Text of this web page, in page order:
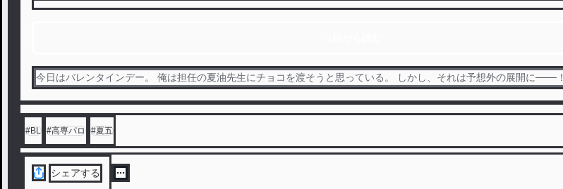
今日はバレンタインデー。 俺は担任の夏油先生にチョコを渡そうと思っている。 しかし、それは予想外の展開に───！
#BL #高専パロ #夏五
シェアする